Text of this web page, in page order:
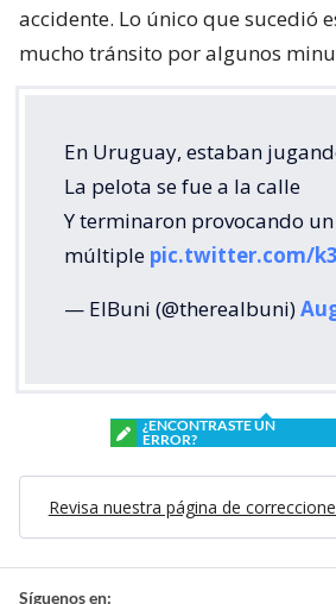
accidente. Lo único que sucedió
mucho tránsito por algunos
En Uruguay, estaban
La pelota se fue a la calle
Y terminaron provocando
múltiple pic.twitter.com/
— ElBuni (@therealbuni)
¿ENCONTRASTE UN
ERROR?
Revisa nuestra página de
Síguenos en: